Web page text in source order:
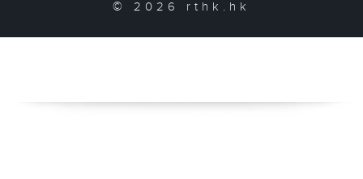
© 2026 rthk.hk